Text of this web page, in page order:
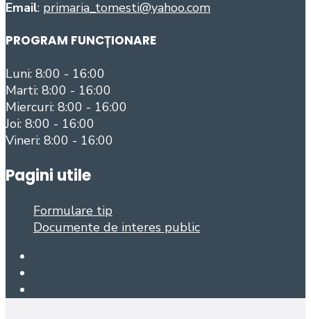
Email: primaria_tomesti@yahoo.com
PROGRAM FUNCȚIONARE
Luni: 8:00 - 16:00
Marti: 8:00 - 16:00
Miercuri: 8:00 - 16:00
Joi: 8:00 - 16:00
Vineri: 8:00 - 16:00
Pagini utile
Formulare tip
Documente de interes public